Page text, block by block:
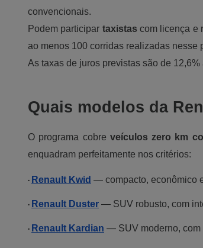
convencionais.
Podem participar taxistas com licença e
ao menos 100 corridas realizadas nesse
As taxas de juros previstas são de
Quais modelos da
O programa cobre veículos zero km
enquadram perfeitamente nos critérios:
• Renault Kwid — compacto, econômico
• Renault Duster — SUV robusto, com
• Renault Kardian — SUV moderno, com